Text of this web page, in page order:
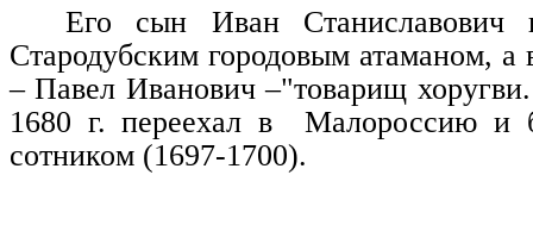
Его сын Иван Станиславович
Стародубским городовым атаманом, а
– Павел Иванович –"товарищ
1680 г. переехал в
Малороссию и
сотником (1697-1700).